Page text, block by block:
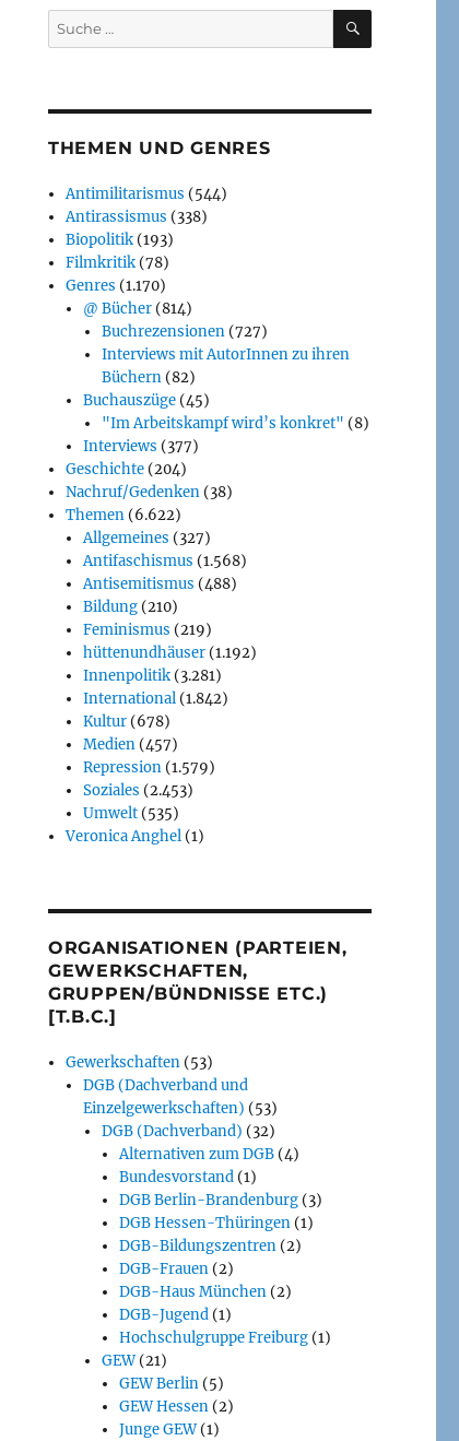
Suche
nach:
SUCHEN
THEMEN UND GENRES
Antimilitarismus (544)
Antirassismus (338)
Biopolitik (193)
Filmkritik (78)
Genres (1.170)
@ Bücher (814)
Buchrezensionen(727)
Interviews mit AutorInnen zu ihren
Büchern(82)
Buchauszüge (45)
"Im Arbeitskampf wird’s konkret" (8)
Interviews (377)
Geschichte (204)
Nachruf/Gedenken (38)
Themen (6.622)
Allgemeines (327)
Antifaschismus (1.568)
Antisemitismus (488)
Bildung (210)
Feminismus (219)
hüttenundhäuser (1.192)
Innenpolitik (3.281)
International (1.842)
Kultur (678)
Medien (457)
Repression (1.579)
Soziales (2.453)
Umwelt (535)
Veronica Anghel (1)
ORGANISATIONEN (PARTEIEN,
GEWERKSCHAFTEN,
GRUPPEN/BÜNDNISSE ETC.)
[T.B.C.]
Gewerkschaften (53)
DGB (Dachverband und
Einzelgewerkschaften) (53)
DGB (Dachverband) (32)
Alternativen zum DGB(4)
Bundesvorstand(1)
DGB Berlin-Brandenburg(3)
DGB Hessen-Thüringen(1)
DGB-Bildungszentren(2)
DGB-Frauen(2)
DGB-Haus München(2)
DGB-Jugend(1)
Hochschulgruppe Freiburg(1)
GEW(21)
GEW Berlin(5)
GEW Hessen(2)
Junge GEW(1)